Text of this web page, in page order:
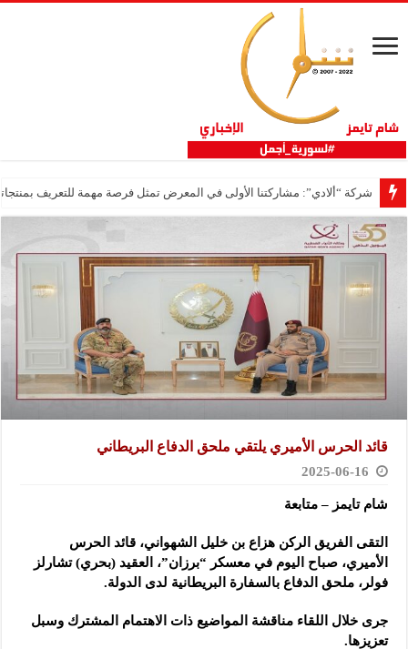
شركة “ألادي”: مشاركتنا الأولى في المعرض تمثل فرصة مهمة للتعريف
قائد الحرس الأميري يلتقي ملحق الدفاع البريطاني
2025-06-16
شام تايمز – متابعة
التقى الفريق الركن هزاع بن خليل الشهواني، قائد الحرس
الأميري، صباح اليوم في معسكر “برزان”، العقيد (بحري) تشارلز
فولر، ملحق الدفاع بالسفارة البريطانية لدى الدولة.
جرى خلال اللقاء مناقشة المواضيع ذات الاهتمام المشترك وسبل
تعزيزها.